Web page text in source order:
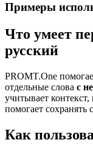
Примеры
Что умеет
русский
PROMT.One
отдельные слова с
учитывает
помогает сохранять
Как